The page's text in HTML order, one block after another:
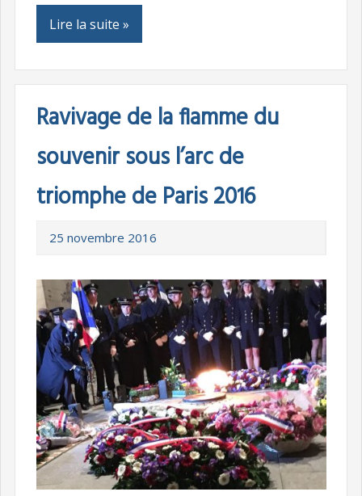
Lire la suite »
Ravivage de la flamme du
souvenir sous l’arc de
triomphe de Paris 2016
25 novembre 2016